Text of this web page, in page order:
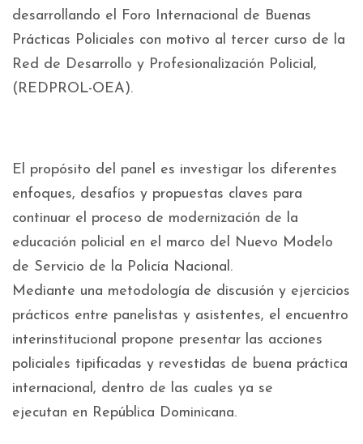
desarrollando el Foro Internacional de Buenas
Prácticas Policiales con motivo al tercer curso de la
Red de Desarrollo y Profesionalización Policial,
(REDPROL-OEA).
El propósito del panel es investigar los diferentes
enfoques, desafíos y propuestas claves para
continuar el proceso de modernización de la
educación policial en el marco del Nuevo Modelo
de Servicio de la Policía Nacional.
Mediante una metodología de discusión y ejercicios
prácticos entre panelistas y asistentes, el encuentro
interinstitucional propone presentar las acciones
policiales tipificadas y revestidas de buena práctica
internacional, dentro de las cuales ya se
ejecutan en República Dominicana.